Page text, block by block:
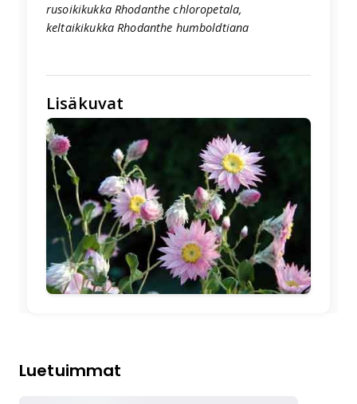
rusoikikukka Rhodanthe chloropetala,
keltaikikukka Rhodanthe humboldtiana
Lisäkuvat
🖼️
Luetuimmat